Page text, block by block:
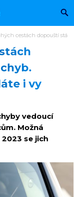
cestách dopouští
i vy
vedoucí
Možná
se jich